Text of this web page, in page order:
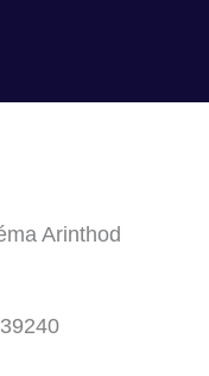
Arinthod